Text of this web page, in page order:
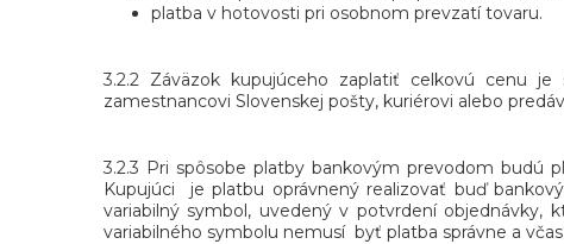
platba v hotovosti pri osobnom prevzatí tovaru.
3.2.2 Záväzok kupujúceho zaplatiť celkovú cenu
zamestnancovi Slovenskej pošty, kuriérovi alebo
3.2.3 Pri spôsobe platby bankovým prevodom budú
Kupujúci je platbu oprávnený realizovať buď
variabilný symbol, uvedený v potvrdení objednávky,
variabilného symbolu nemusí byť platba správne a